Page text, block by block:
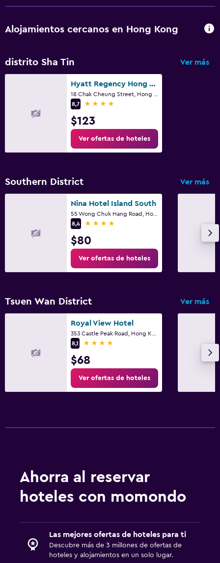
Alojamientos cercanos en Hong Kong
distrito Sha Tin Ver más
Hyatt Regency Hong Kong Sha Tin
8,7
4 estrellas
$123
Ver ofertas de hoteles
Southern District Ver más
Nina Hotel Island South
8,4
4 estrellas
$80
Ver ofertas de hoteles
Tsuen Wan District Ver más
Royal View Hotel
8,1
4 estrellas
$68
Ver ofertas de hoteles
Ahorra al reservar
hoteles con momondo
Las mejores ofertas de hoteles para ti
Descubre más de 3 millones de ofertas de
hoteles y alojamientos en un solo lugar.